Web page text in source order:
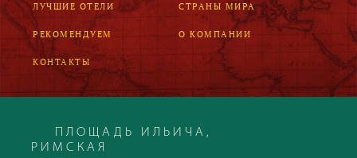
ЛУЧШИЕ ОТЕЛИ СТРАНЫ МИРА
РЕКОМЕНДУЕМ О КОМПАНИИ
КОНТАКТЫ
ПЛОЩАДЬ ИЛЬИЧА,
РИМСКАЯ